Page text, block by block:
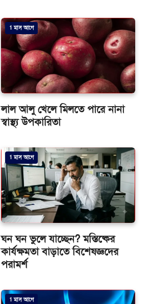
1 মাস আগে
লাল আলু খেলে মিলতে পারে নানা
স্বাস্থ্য উপকারিতা
1 মাস আগে
ঘন ঘন ভুলে যাচ্ছেন? মস্তিষ্কের
কার্যক্ষমতা বাড়াতে বিশেষজ্ঞদের
পরামর্শ
1 মাস আগে